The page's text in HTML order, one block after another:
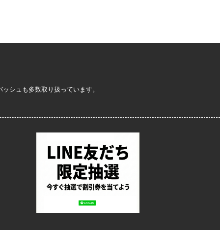
シュも多数取り扱っています。